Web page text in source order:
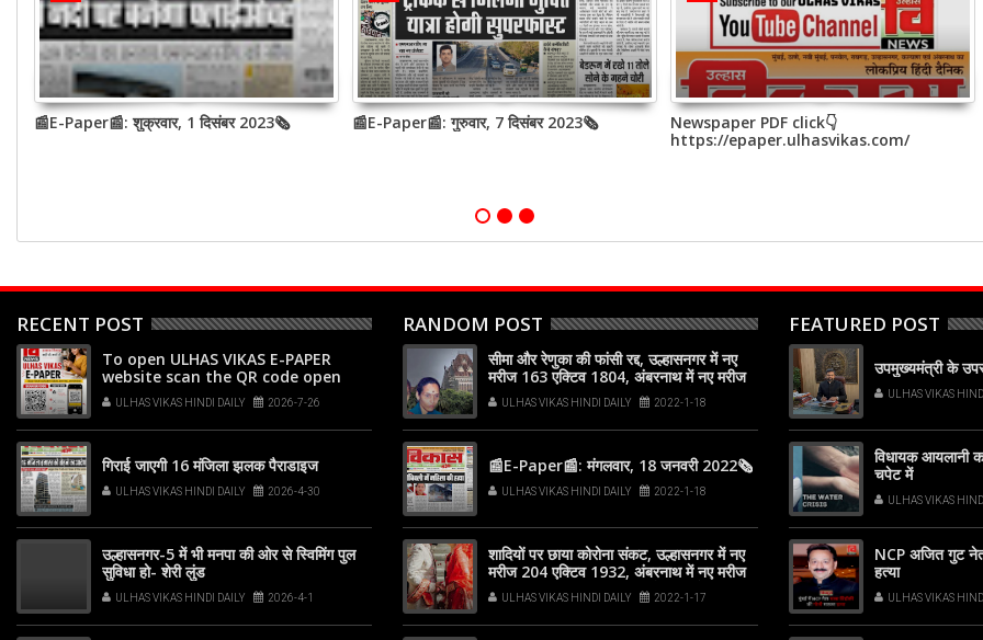
📰E-Paper📰: शुक्रवार, 1 दिसंबर 2023🗞 📰E-Paper📰: गुरुवार, 7 दिसंबर 2023🗞
Newspaper PDF click👇
https://epaper.ulhasvikas.com/
RECENT POST
To open ULHAS VIKAS E-PAPER
website scan the QR code open
your phone's camera app or
Google Lens, point it at the code,
and tap the web link popup that
ULHAS VIKAS HINDI DAILY 2026-7-26
गिराई जाएगी 16 मंजिला झलक पैराडाइज
ULHAS VIKAS HINDI DAILY 2026-4-30
उल्हासनगर-5 में भी मनपा की ओर से स्विमिंग पुल
सुविधा हो- शेरी लुंड
ULHAS VIKAS HINDI DAILY 2026-4-1
RANDOM POST
सीमा और रेणुका की फांसी रद्द, उल्हासनगर में नए
मरीज 163 एक्टिव 1804, अंबरनाथ में नए मरीज
97 एक्टिव 1358, कल्याण-डोंबिवली में नए मरीज
537ULHAS VIKAS HINDI DAILY 2022-1-18
📰E-Paper📰: मंगलवार, 18 जनवरी 2022🗞
ULHAS VIKAS HINDI DAILY 2022-1-18
शादियों पर छाया कोरोना संकट, उल्हासनगर में नए
मरीज 204 एक्टिव 1932, अंबरनाथ में नए मरीज
127 एक्टिव 1469, कल्याण-डोंबिवली में नए मरीज
706ULHAS VIKAS HINDI DAILY 2022-1-17
FEATURED POST
उपमुख्यमंत्री के
ULHAS VIKAS
विधायक आयलानी
चपेट में
ULHAS VIKAS
NCP अजित गुट नेता
हत्या
ULHAS VIKAS